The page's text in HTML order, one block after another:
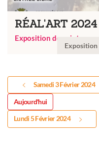
RÉAL'ART 2024
Exposition de peinture,
Exposition
Samedi 3 Février 2024
Aujourd'hui
Lundi 5 Février 2024